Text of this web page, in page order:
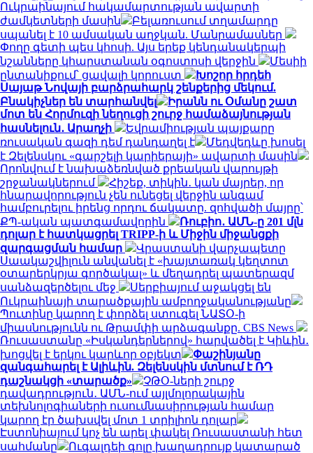
Ուկրաինայում հակամարտության ավարտի
ժամկետների մասին
Բելառուսում տղամարդը
սպանել է 10 ամսական աղջկան. Մանրամասներ
Փողը գետի պես կհոսի. Այս երեք կենդանակերպի
նշանները կհարստանան օգոստոսի վերջին
Մեսիի
ընտանիքում՝ ցավալի կորուստ
Խոշոր հրդեհ
Սայաթ Նովայի բարձրահարկ շենքերից մեկում.
Բնակիչներ են տարհանվել
Իրանն ու Օմանը շատ
մոտ են Հորմուզի նեղուցի շուրջ համաձայնության
հասնելուն․ Արաղչի
Եվրամիության պայքարը
ռուսական գազի դեմ դանդաղել է
Մեդվեդևը խոսել
է Զելենսկու «գարշելի կարիերայի» ավարտի մասին
Որոնվում է նախաձեռնված քրեական վարույթի
շրջանակներում
Հիշեք, տիկին․ կան մայրեր, որ
հնարավորություն չեն ունեցել վերջին անգամ
համբուրելու իրենց որդու ճակատը. զոհվածի մայրը՝
ՔՊ-ական պատգամավորին
Ռուբիո․ ԱՄՆ-ը 201 մլն
դոլար է հատկացրել TRIPP-ի և Միջին միջանցքի
զարգացման համար
Վրաստանի վարչապետը
Սաակաշվիլուն անվանել է «խայտառակ կեղտոտ
օտարերկրյա գործակալ» և մեղադրել պատերազմ
սանձազերծելու մեջ
Սերբիայում աջակցել են
Ուկրաինայի տարածքային ամբողջականությանը
Պուտինը կարող է փորձել ստուգել ՆԱՏՕ-ի
միասնությունն ու Թրամփի արձագանքը. CBS News
Ռուսաստանը «Իսկանդերներով» հարվածել է Կիևին․
խոցվել է երկու կարևոր օբյեկտ
Փաշինյանը
զանգահարել է Ալիևին. Զելենսկին մտնում է ՌԴ
դաշնակցի «տարածք»
ՉԹՕ-ների շուրջ
դավադրություն․ ԱՄՆ-ում այլմոլորակային
տեխնոլոգիաների ուսումնասիրության համար
կարող էր ծախսվել մոտ 1 տրիլիոն դոլար
Էստոնիայում կոչ են արել փակել Ռուսաստանի հետ
սահմանը
Ուգալդեի գոլը խաղադրույք կատարած